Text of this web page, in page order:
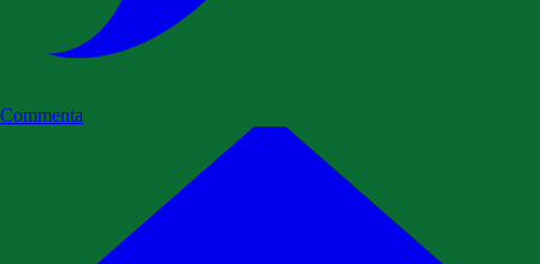
Commenta